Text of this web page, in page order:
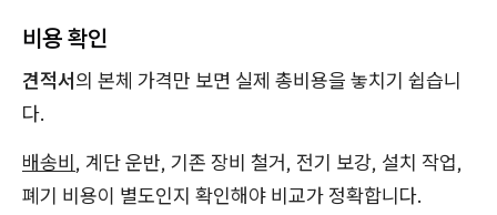
비용 확인
견적서의 본체 가격만 보면 실제 총비용을 놓치기 쉽습니
다.
배송비, 계단 운반, 기존 장비 철거, 전기 보강, 설치 작업,
폐기 비용이 별도인지 확인해야 비교가 정확합니다.